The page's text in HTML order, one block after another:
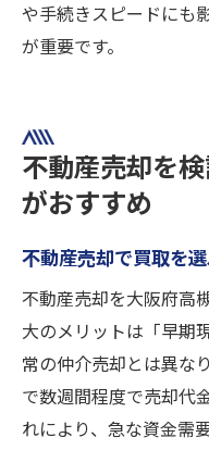
や手続きスピードにも
が重要です。
不動産売却を
がおすすめ
不動産売却で買取を
不動産売却を大阪府高
大のメリットは「早期
常の仲介売却とは異な
で数週間程度で売却代
れにより、急な資金需